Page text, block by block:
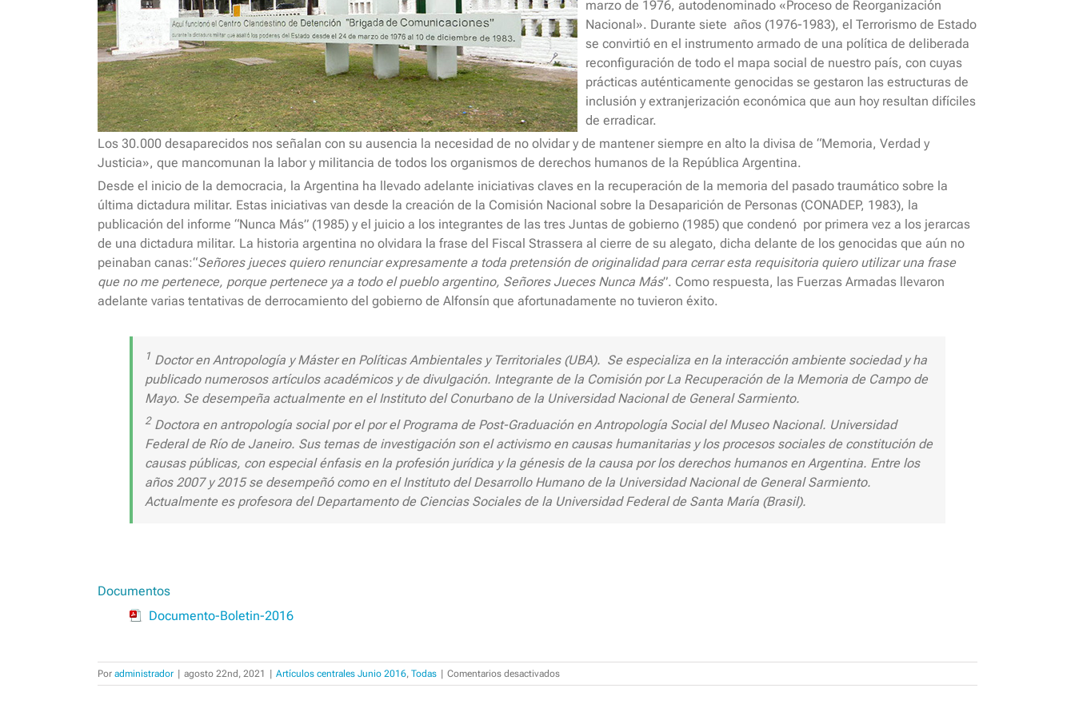
marzo de 1976, autodenominado «Proceso de Reorganización
Nacional». Durante siete años (1976-1983), el Terrorismo de Estado
se convirtió en el instrumento armado de una política de deliberada
reconfiguración de todo el mapa social de nuestro país, con cuyas
prácticas auténticamente genocidas se gestaron las estructuras de
inclusión y extranjerización económica que aun hoy resultan difíciles
de erradicar.
Los 30.000 desaparecidos nos señalan con su ausencia la necesidad de no olvidar y de mantener siempre en alto la divisa de “Memoria, Verdad y
Justicia», que mancomunan la labor y militancia de todos los organismos de derechos humanos de la República Argentina.
Desde el inicio de la democracia, la Argentina ha llevado adelante iniciativas claves en la recuperación de la memoria del pasado traumático sobre la
última dictadura militar. Estas iniciativas van desde la creación de la Comisión Nacional sobre la Desaparición de Personas (CONADEP, 1983), la
publicación del informe “Nunca Más” (1985) y el juicio a los integrantes de las tres Juntas de gobierno (1985) que condenó por primera vez a los jerarcas
de una dictadura militar. La historia argentina no olvidara la frase del Fiscal Strassera al cierre de su alegato, dicha delante de los genocidas que aún no
peinaban canas:“Señores jueces quiero renunciar expresamente a toda pretensión de originalidad para cerrar esta requisitoria quiero utilizar una frase
que no me pertenece, porque pertenece ya a todo el pueblo argentino, Señores Jueces Nunca Más”. Como respuesta, las Fuerzas Armadas llevaron
adelante varias tentativas de derrocamiento del gobierno de Alfonsín que afortunadamente no tuvieron éxito.
1 Doctor en Antropología y Máster en Políticas Ambientales y Territoriales (UBA). Se especializa en la interacción ambiente sociedad y ha
publicado numerosos artículos académicos y de divulgación. Integrante de la Comisión por La Recuperación de la Memoria de Campo de
Mayo. Se desempeña actualmente en el Instituto del Conurbano de la Universidad Nacional de General Sarmiento.
2Doctora en antropología social por el por el Programa de Post-Graduación en Antropología Social del Museo Nacional. Universidad
Federal de Río de Janeiro. Sus temas de investigación son el activismo en causas humanitarias y los procesos sociales de constitución de
causas públicas, con especial énfasis en la profesión jurídica y la génesis de la causa por los derechos humanos en Argentina. Entre los
años 2007 y 2015 se desempeñó como en el Instituto del Desarrollo Humano de la Universidad Nacional de General Sarmiento.
Actualmente es profesora del Departamento de Ciencias Sociales de la Universidad Federal de Santa María (Brasil).
Documentos
Documento-Boletin-2016
Por administrador agosto 22nd, 2021 Artículos centrales Junio 2016, Todas Comentarios desactivadosen
40